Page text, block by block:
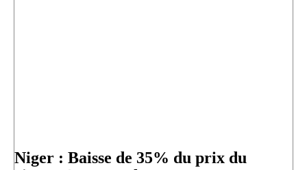
Niger : Baisse de 35% du prix du